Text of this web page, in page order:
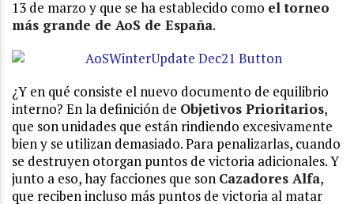
13 de marzo y que se ha establecido como el torneo
más grande de AoS de España.
¿Y en qué consiste el nuevo documento de equilibrio
interno? En la definición de Objetivos Prioritarios,
que son unidades que están rindiendo excesivamente
bien y se utilizan demasiado. Para penalizarlas, cuando
se destruyen otorgan puntos de victoria adicionales. Y
junto a eso, hay facciones que son Cazadores Alfa,
que reciben incluso más puntos de victoria al matar